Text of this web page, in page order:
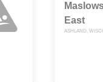
East
ASHLAND,